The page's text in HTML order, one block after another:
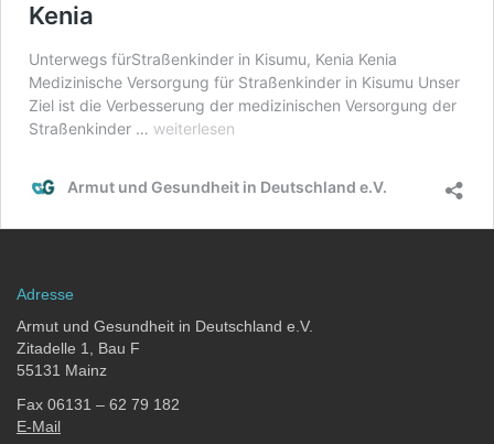
Kenia
Unterwegs fürStraßenkinder in Kisumu, Kenia Kenia
Medizinische Versorgung für Straßenkinder in Kisumu Unser
Ziel ist die Verbesserung der medizinischen Versorgung der
Straßenkinder … Kenia
weiterlesen
Armut und Gesundheit in Deutschland e.V.
Adresse
Armut und Gesundheit in Deutschland e.V.
Zitadelle 1, Bau F
55131 Mainz
Fax 06131 – 62 79 182
E-Mail